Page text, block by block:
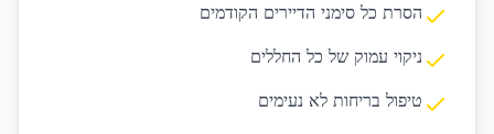
הסרת כל סימני הדיירים הקודמים
ניקוי עמוק של כל החללים
טיפול בריחות לא נעימים